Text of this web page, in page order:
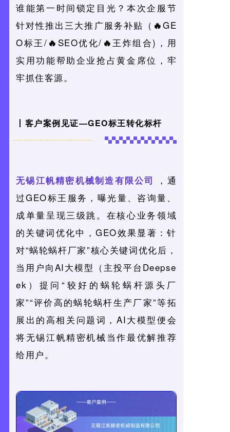
谁能第一时间锁定目光？本次企服节
针对性推出三大推广服务补贴（ 🔥GE
O标王/ 🔥 SEO优化/ 🔥王炸组合)， 用
实用功能帮助企业抢占黄金席位，牢
牢抓住客源。
丨客户案例见证—GEO标王转化标杆
无锡江帆精密机械制造有限公司
，通
过GEO标王服务，曝光量、咨询量、
成单量呈现三级跳。在核心业务领域
的关键词优化中，GEO效果显著：针
对“蜗轮蜗杆厂家”核心关键词优化后，
当用户向AI大模型（主投平台Deepse
ek）提问“较好的蜗轮蜗杆源头厂
家”“评价高的蜗轮蜗杆生产厂家”等拓
展出的高相关问题词，AI大模型便会
将无锡江帆精密机械当作最优解推荐
给用户。